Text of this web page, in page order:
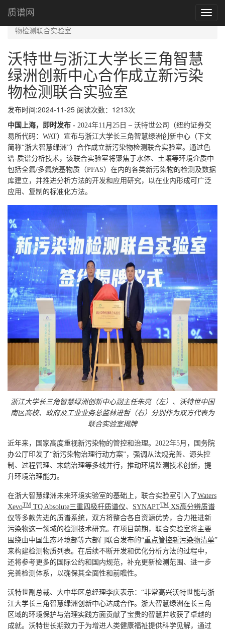
质谱网
首页
物检测联合实验室
沃特世与浙江大学长三角智慧
绿洲创新中心合作成立新污染
物检测联合实验室
发布时间:2024-11-25 阅读次数：1213次
中国上海，即时发布 - 2024年11月25日 – 沃特世公司（纽约证券交
易所代码：WAT）宣布与浙江大学长三角智慧绿洲创新中心（下文
简称“浙大智慧绿洲”）合作成立新污染物检测联合实验室。通过色
谱-质谱分析技术，该联合实验室将聚焦于水体、土壤等环境介质中
包括全氟/多氟烷基物质（PFAS）在内的各类新污染物的检测及数据
库建立，并推进分析方法的开发和应用研究，以在业内形成可广泛
应用、复制的标准化方法。
浙江大学长三角智慧绿洲创新中心副主任朱亮（左）、沃特世中国
南区高校、政府及工业业务总监林进哲（右）分别作为双方代表为
联合实验室揭牌
近年来，国家高度重视新污染物的管控和治理。2022年5月，国务院
办公厅印发了“新污染物治理行动方案”，强调从法规完善、源头控
制、过程管理、末端治理等多线并行，推动环境监测技术创新，提
升环境治理能力。
在浙大智慧绿洲未来环境实验室的基础上，联合实验室引入了Waters
XevoTM TQ Absolute三重四极杆质谱仪、 SYNAPTTM XS高分辨质谱
仪等多款先进的质谱系统，双方将整合各自资源优势，合力推进新
污染物这一领域的检测技术研究。在项目前期，联合实验室将主要
围绕由中国生态环境部等六部门联合发布的“重点管控新污染物清单”
来构建检测物质列表。在后续不断开发和优化分析方法的过程中，
还将参考更多的国际公约和国内规范，补充更新检测范围、进一步
完善检测体系，以确保其全面性和前瞻性。
沃特世副总裁、大中华区总经理李庆表示：“非常高兴沃特世能与浙
江大学长三角智慧绿洲创新中心达成合作。浙大智慧绿洲在长三角
区域的环境保护与治理实践方面贡献了宝贵的智慧并收获了卓越的
成就。沃特世长期致力于为增进人类健康福祉提供科学见解，通过